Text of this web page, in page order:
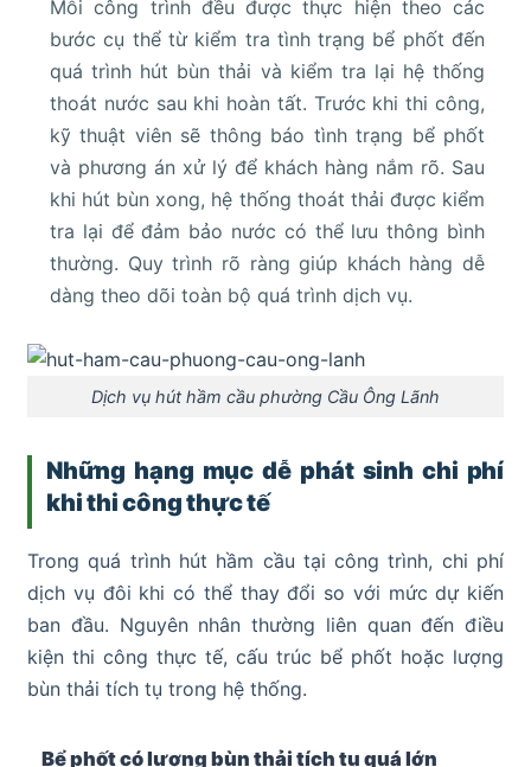
Mỗi công trình đều được thực hiện theo các
bước cụ thể từ kiểm tra tình trạng bể phốt đến
quá trình hút bùn thải và kiểm tra lại hệ thống
thoát nước sau khi hoàn tất. Trước khi thi công,
kỹ thuật viên sẽ thông báo tình trạng bể phốt
và phương án xử lý để khách hàng nắm rõ. Sau
khi hút bùn xong, hệ thống thoát thải được kiểm
tra lại để đảm bảo nước có thể lưu thông bình
thường. Quy trình rõ ràng giúp khách hàng dễ
dàng theo dõi toàn bộ quá trình dịch vụ.
Dịch vụ hút hầm cầu phường Cầu Ông Lãnh
Những hạng mục dễ phát sinh chi phí
khi thi công thực tế
Trong quá trình hút hầm cầu tại công trình, chi phí
dịch vụ đôi khi có thể thay đổi so với mức dự kiến
ban đầu. Nguyên nhân thường liên quan đến điều
kiện thi công thực tế, cấu trúc bể phốt hoặc lượng
bùn thải tích tụ trong hệ thống.
Bể phốt có lượng bùn thải tích tụ quá lớn